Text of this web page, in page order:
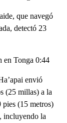
que navegó
detectó 23
en Tonga 0:44
envió
(25 millas) a la
pies (15 metros)
incluyendo la